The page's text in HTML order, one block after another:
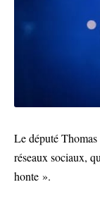
Le député Thomas
réseaux sociaux,
honte ».